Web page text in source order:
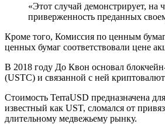
«Этот случай демонстрирует,
приверженность преданных
Кроме того, Комиссия по ценным
ценных бумаг соответствовали цене
В 2018 году До Квон основал
(USTC) и связанной с ней
Стоимость TerraUSD предназначена
известный как UST, сломался от
длительному медвежьему рынку.